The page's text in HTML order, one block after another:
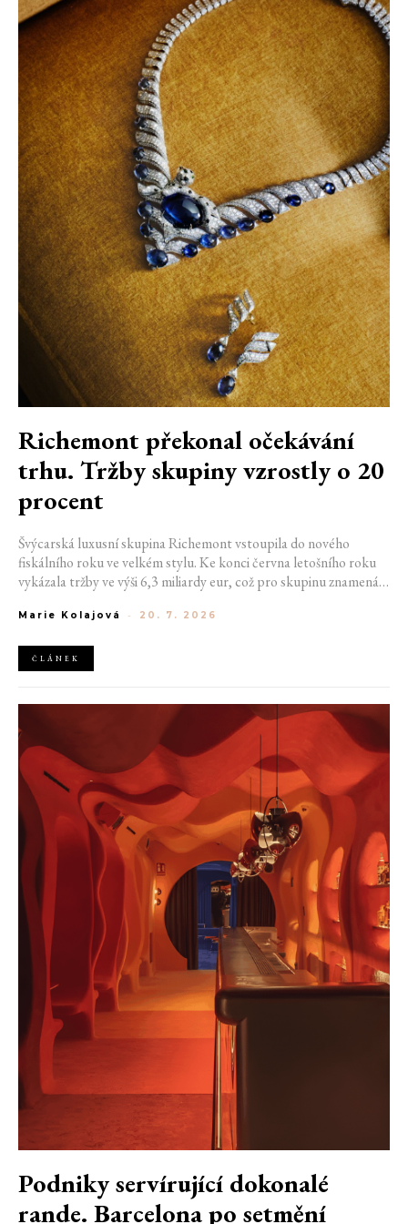
Richemont překonal očekávání
trhu. Tržby skupiny vzrostly o 20
procent
Švýcarská luxusní skupina Richemont vstoupila do nového
fiskálního roku ve velkém stylu. Ke konci června letošního roku
vykázala tržby ve výši 6,3 miliardy eur, což pro skupinu znamená
luxusním zůstává i přes přetrvávající ekonomickou nejistotu
Marie Kolajová - 20. 7. 2026
ČLÁNEK
Podniky servírující dokonalé
rande. Barcelona po setmění